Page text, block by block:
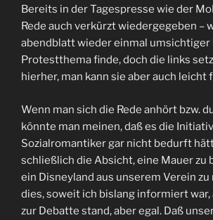
Bereits in der Tagespresse wie der
Rede auch verkürzt wiedergegeben –
abendblatt wieder einmal umsichtiger
Protestthema finde, doch die links
hierher, man kann sie aber auch leicht
Wenn man sich die Rede anhört bzw.
könnte man meinen, daß es die
Sozialromantiker gar nicht bedurft
schließlich die Absicht, eine Mauer zu
ein Disneyland aus unserem Verein zu
dies, soweit ich bislang informiert war,
zur Debatte stand, aber egal. Daß